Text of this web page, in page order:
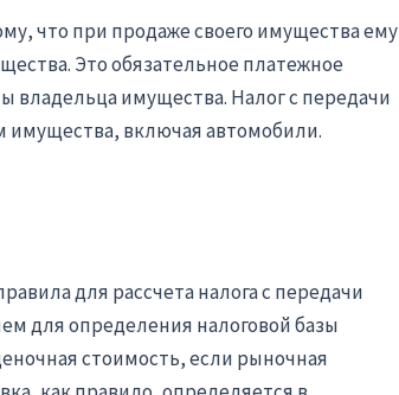
что при продаже своего имущества ему
Это обязательное платежное
владельца имущества. Налог с передачи
включая автомобили.
для рассчета налога с передачи
для определения налоговой базы
стоимость, если рыночная